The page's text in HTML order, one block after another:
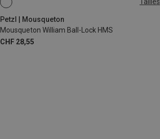
Tailles
Petzl | Mousqueton
Mousqueton William Ball-Lock HMS
CHF 28,55
BALL-LOCK